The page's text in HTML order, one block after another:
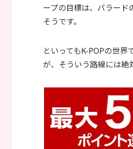
ープの目標は、バラー
そうです。
といってもK-POPの世
が、そういう路線には絶